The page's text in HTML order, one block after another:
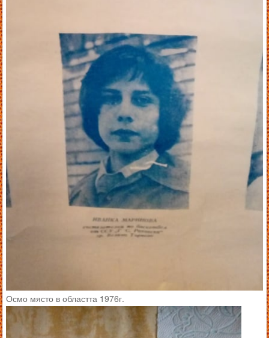
Осмо място в областта 1976г.